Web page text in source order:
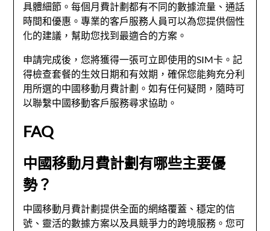
具體細節。每個月費計劃都有不同的數據流量、通話
時間和優惠。專業的客戶服務人員可以為您提供個性
化的建議，幫助您找到最適合的方案。
申請完成後，您將獲得一張可立即使用的SIM卡。記
得檢查套餐的生效日期和有效期，確保您能夠充分利
用所選的中國移動月費計劃。如有任何疑問，隨時可
以聯繫中國移動客戶服務尋求協助。
FAQ
中國移動月費計劃有哪些主要優
勢？
中國移動月費計劃提供全面的網絡覆蓋、穩定的信
號、靈活的數據方案以及具競爭力的跨境服務。您可